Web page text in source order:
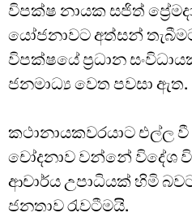
විපක්ෂ නායක සජිත්
යෝජනාවට අත්සන්
විපක්ෂයේ ප්‍රධාන
ජනමාධ්‍ය වෙත පවසා ඇත.
කථානායකවරයාට එල්ල වී
චෝදනාව වන්නේ විදේශ
ආචාර්ය උපාධියක් හිමි
ජනතාව රැවටීමයි.